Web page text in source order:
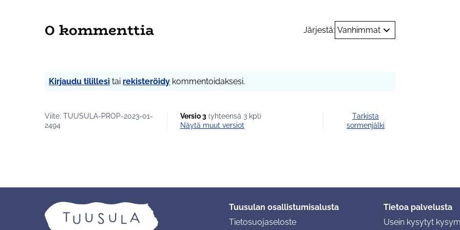
0 kommenttia Järjestä: Vanhimmat
Kirjaudu tilillesi tai rekisteröidy kommentoidaksesi.
Viite: TUUSULA-PROP-2023-01-
2494
Versio 3(yhteensä 3 kpl)
näytä muut versiot
Tarkista
sormenjälki
Tuusulan osallistumisalusta
Tietosuojaseloste
Tietoa palvelusta
Usein kysytyt